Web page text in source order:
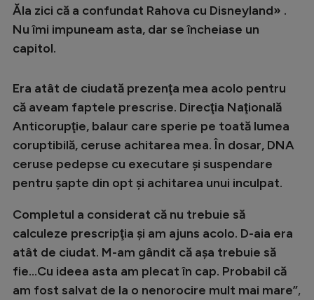
Ăla zici că a confundat Rahova cu Disneyland» .
Nu îmi impuneam asta, dar se încheiase un
capitol.
Era atât de ciudată prezenţa mea acolo pentru
că aveam faptele prescrise. Direcţia Naţională
Anticorupţie, balaur care sperie pe toată lumea
coruptibilă, ceruse achitarea mea. În dosar, DNA
ceruse pedepse cu executare şi suspendare
pentru şapte din opt şi achitarea unui inculpat.
Completul a considerat că nu trebuie să
calculeze prescripţia şi am ajuns acolo. D-aia era
atât de ciudat. M-am gândit că aşa trebuie să
fie...Cu ideea asta am plecat în cap. Probabil că
am fost salvat de la o nenorocire mult mai mare”,